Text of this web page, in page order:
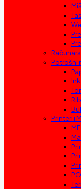
Potrošni
Printeri i